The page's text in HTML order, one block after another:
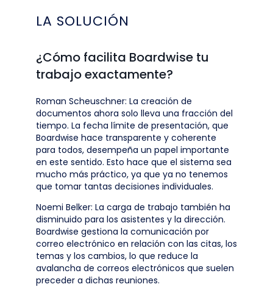
LA SOLUCIÓN
¿Cómo facilita Boardwise tu
trabajo exactamente?
Roman Scheuschner: La creación de
documentos ahora solo lleva una fracción del
tiempo. La fecha límite de presentación, que
Boardwise hace transparente y coherente
para todos, desempeña un papel importante
en este sentido. Esto hace que el sistema sea
mucho más práctico, ya que ya no tenemos
que tomar tantas decisiones individuales.
Noemi Belker: La carga de trabajo también ha
disminuido para los asistentes y la dirección.
Boardwise gestiona la comunicación por
correo electrónico en relación con las citas, los
temas y los cambios, lo que reduce la
avalancha de correos electrónicos que suelen
preceder a dichas reuniones.